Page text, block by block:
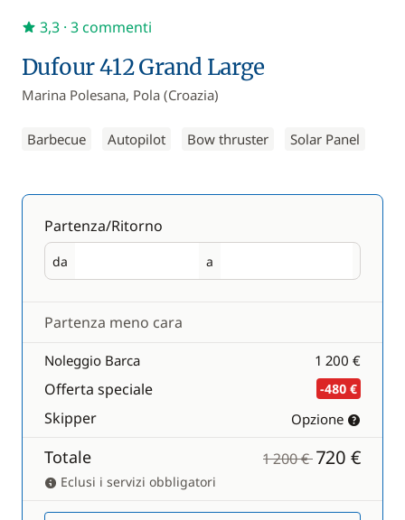
Dufour 412 Grand Large
Marina Polesana, Pola (Croazia)
Barbecue Autopilot Bow thruster Solar Panel
3,3 · 3 commenti
Partenza/Ritorno
da
Partenza a
Ritorno
Partenza meno cara
Noleggio Barca 1 200 €
Offerta speciale -480 €
Skipper Opzione
Totale 1 200 €720 €
Eclusi i servizi obbligatori